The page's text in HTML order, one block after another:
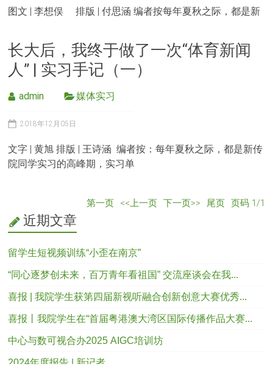
图文 | 李想俣 排版 | 付思涵 编者按每年夏秋之际，都是新
长大后，我终于做了一次“体育新闻
人” | 实习手记（一）
admin 媒体实习
2018年12月05日
文字 | 黄旭 排版 | 王诗涵 编者按：每年夏秋之际，都是新传
院同学实习的高峰期，实习单
第一页 <<上一页 下一页>> 尾页 页码 1/1
近期文章